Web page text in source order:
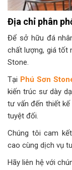
Địa chỉ phân
Để sở hữu đá
chất lượng, giá tốt
Stone.
Tại Phú Sơn
kiến trúc sư dày
tư vấn đến thiết
tuyệt đối.
Chúng tôi cam
cao cùng dịch vụ
Hãy liên hệ với